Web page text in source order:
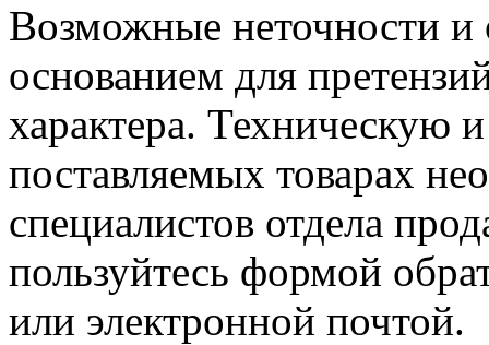
Возможные неточности и
основанием для
характера.
поставляемых товарах
специалистов отдела
пользуйтесь формой
или электронной почтой.